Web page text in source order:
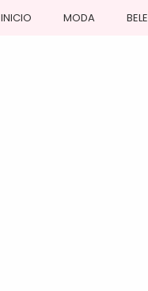
INICIO MODA